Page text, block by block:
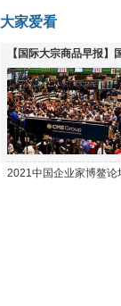
大家爱看
【国际大宗商品早报
下跌
2021中国企业家博鳌